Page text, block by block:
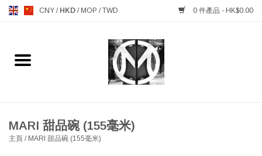
CNY / HKD / MOP /TWD 0 件產品 - HK$0.00
主頁
MANKS ANTIQUES 古董
MARI 甜品碗 (155毫米)
主頁 / MARI 甜品碗 (155毫米)